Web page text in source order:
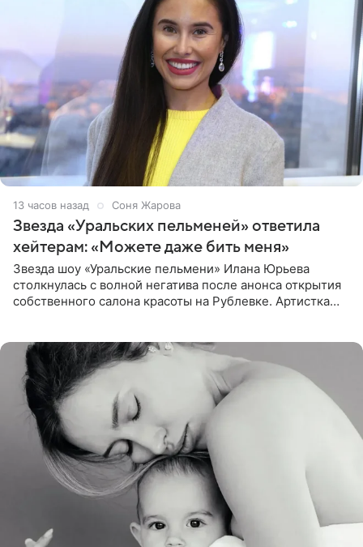
13 часов назад Соня Жарова
Звезда «Уральских пельменей» ответила
хейтерам: «Можете даже бить меня»
Звезда шоу «Уральские пельмени» Илана Юрьева
столкнулась с волной негатива после анонса открытия
собственного салона красоты на Рублевке. Артистка